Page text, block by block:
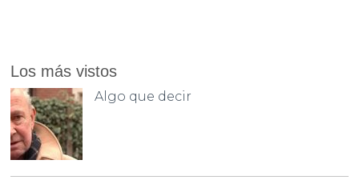
Los más vistos
Algo que decir